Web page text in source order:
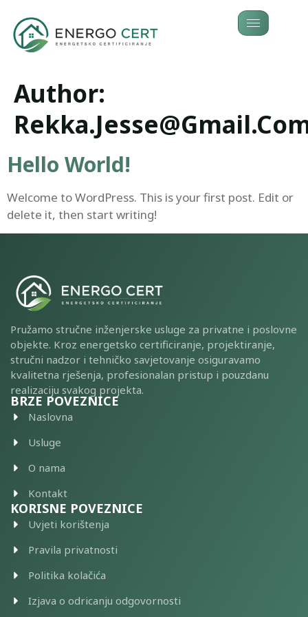
Author:
Hello World!
Welcome to WordPress. This is your first post. Edit or
delete it, then start writing!
Pružamo stručne inženjerske usluge za privatne i poslovne
objekte. Kroz energetsko certificiranje, projektiranje,
stručni nadzor i tehničko savjetovanje osiguravamo
kvalitetna rješenja, profesionalan pristup i pouzdanu
realizaciju svakog projekta.
BRZE POVEZNICE
Naslovna
Usluge
O nama
Kontakt
KORISNE POVEZNICE
Uvjeti korištenja
Pravila privatnosti
Politika kolačića
Izjava o odricanju odgovornosti